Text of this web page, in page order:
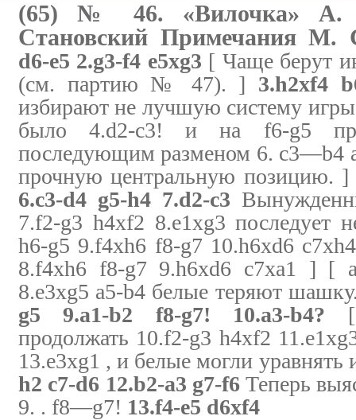
(65) № 46. «Вилочка» А.
Становский Примечания М.
d6-e5 2.g3-f4 e5xg3 [ Чаще берут
(см. партию № 47). ] 3.h2xf4
избирают не лучшую систему
было 4.d2-c3! и на f6-g5
последующим разменом 6. с3—b4
прочную центральную позицию.
6.c3-d4 g5-h4 7.d2-c3
7.f2-g3 h4xf2 8.e1xg3 последует
h6-g5 9.f4xh6 f8-g7 10.h6xd6
8.f4xh6 f8-g7 9.h6xd6 c7xa1 ] [
8.e3xg5 a5-b4 белые теряют
g5 9.a1-b2 f8-g7! 10.a3-b4? [
продолжать 10.f2-g3 h4xf2
13.e3xg1 , и белые могли уравнять
h2 c7-d6 12.b2-a3 g7-f6Теперь
9. . f8—g7! 13.f4-e5 d6xf4